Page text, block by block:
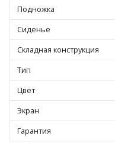
Подножка
Сиденье
Складная конструкция
Тип
Цвет
Экран
Гарантия